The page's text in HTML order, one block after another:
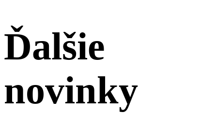
Ďalšie
novinky